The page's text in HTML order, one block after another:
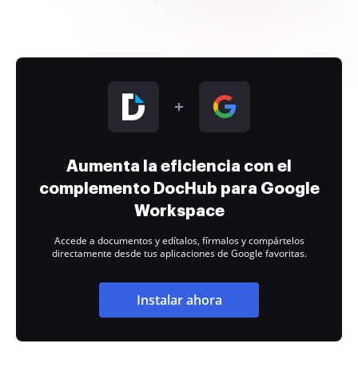
Aumenta la eficiencia con el
complemento DocHub para Google
Workspace
Accede a documentos y edítalos, fírmalos y compártelos
directamente desde tus aplicaciones de Google favoritas.
Instalar ahora